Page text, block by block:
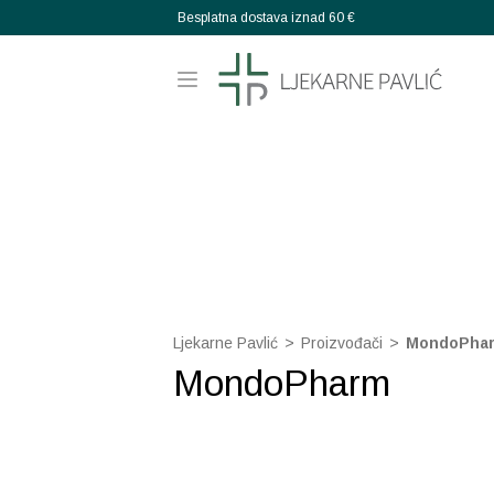
Besplatna dostava iznad 60 €
Ljekarne Pavlić > Proizvođači >
MondoPharm